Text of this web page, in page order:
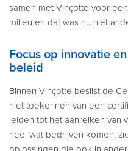
samen met Vinçotte voor
milieu en dat was nu niet
Focus op innovatie
beleid
Binnen Vinçotte beslist de
niet toekennen van een
leiden tot het aanreiken van
heel wat bedrijven komen,